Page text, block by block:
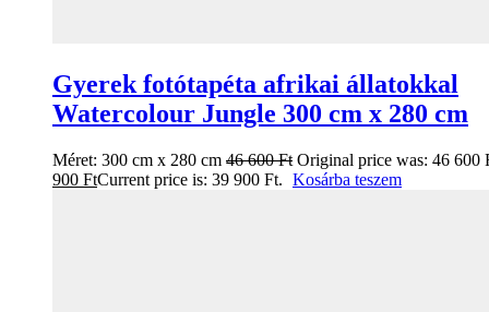
Gyerek fotótapéta afrikai állatokkal
Watercolour Jungle 300 cm x 280 cm
Méret: 300 cm x 280 cm 46 600Ft Original price was: 46 600
900 FtCurrent price is: 39 900 Ft. Kosárba teszem